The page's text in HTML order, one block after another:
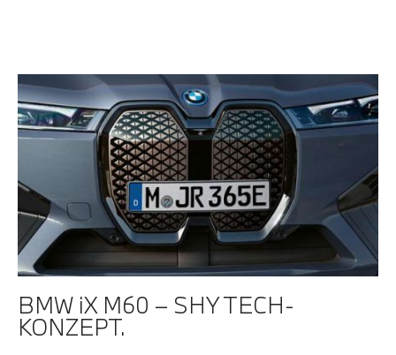
BMW iX M60 – SHY TECH-
KONZEPT.